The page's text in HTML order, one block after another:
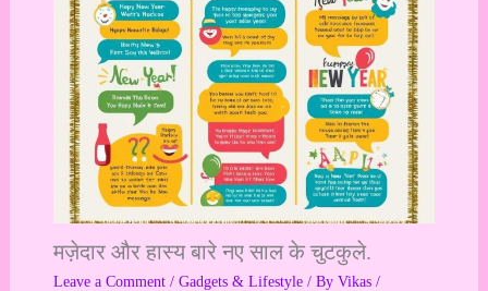
मज़ेदार और हास्य बारे नए साल के चुटकुले.
Leave a Comment / Gadgets & Lifestyle/ By Vikas /